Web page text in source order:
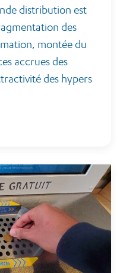
distribution est
des
montée du
accrues des
des hypers